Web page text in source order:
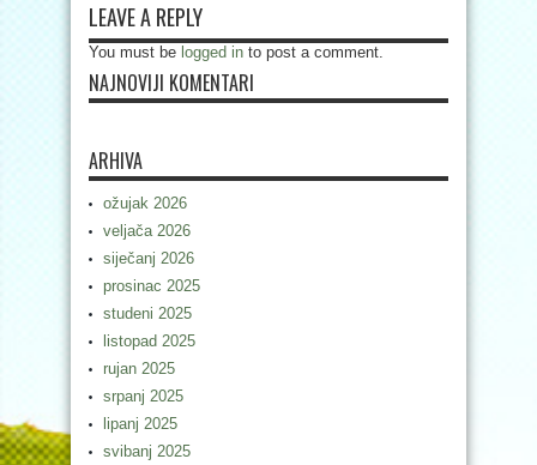
LEAVE A REPLY
You must be logged in to post a comment.
NAJNOVIJI KOMENTARI
ARHIVA
ožujak 2026
veljača 2026
siječanj 2026
prosinac 2025
studeni 2025
listopad 2025
rujan 2025
srpanj 2025
lipanj 2025
svibanj 2025